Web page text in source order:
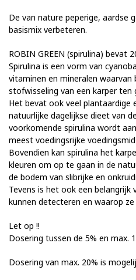
De van nature peperige, aardse
basismix verbeteren.
ROBIN GREEN (spirulina) bevat
Spirulina is een vorm van
vitaminen en mineralen waarvan
stofwisseling van een karper ten
Het bevat ook veel plantaardige
natuurlijke dagelijkse dieet van
voorkomende spirulina wordt
meest voedingsrijke
Bovendien kan spirulina het
kleuren om op te gaan in de
de bodem van slibrijke en
Tevens is het ook een belangrijk
kunnen detecteren en waarop
Let op !!
Dosering tussen de 5% en max.
Dosering van max. 20% is